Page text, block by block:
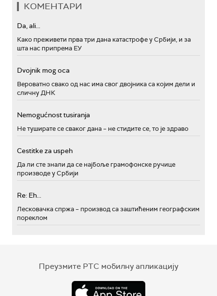
КОМЕНТАРИ
Da, ali...
Како преживети прва три дана катастрофе у Србији, и за
шта нас припрема ЕУ
Dvojnik mog oca
Вероватно свако од нас има свог двојника са којим дели и
сличну ДНК
Nemogućnost tusiranja
Не туширате се сваког дана – не стидите се, то је здраво
Cestitke za uspeh
Да ли сте знали да се најбоље грамофонске ручице
производе у Србији
Re: Eh...
Лесковачка спржа – производ са заштићеним географским
пореклом
Преузмите РТС мобилну апликацију